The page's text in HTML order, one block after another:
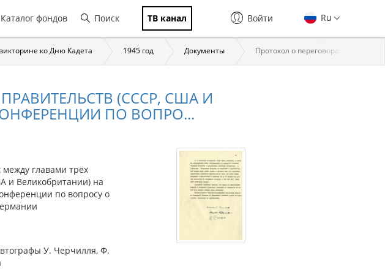
Каталог фондов Поиск ТВ канал Ru
Войти
ко Дню Кадета 1945 год Документы Протокол о переговорах между
(СССР, США И
ПО ВОПРО...
между главами трёх
и Великобритании) на
по вопросу о
У. Черчилля, Ф.